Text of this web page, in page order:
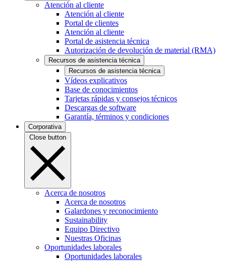
Atención al cliente
Atención al cliente
Portal de clientes
Atención al cliente
Portal de asistencia técnica
Autorización de devolución de material (RMA)
Recursos de asistencia técnica
Recursos de asistencia técnica
Vídeos explicativos
Base de conocimientos
Tarjetas rápidas y consejos técnicos
Descargas de software
Garantía, términos y condiciones
Corporativa
Close button
Acerca de nosotros
Acerca de nosotros
Galardones y reconocimiento
Sustainability
Equipo Directivo
Nuestras Oficinas
Oportunidades laborales
Oportunidades laborales